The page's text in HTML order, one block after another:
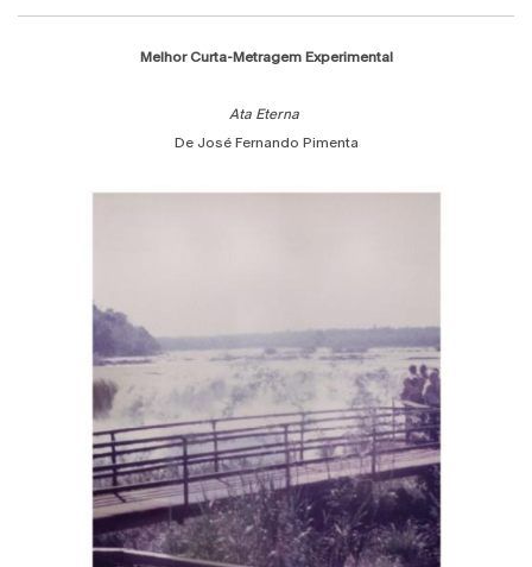
Melhor Curta-Metragem Experimental
Ata Eterna
De José Fernando Pimenta